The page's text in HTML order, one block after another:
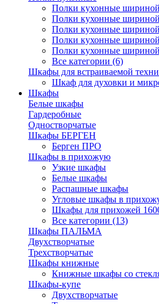
Полки кухонные
Полки кухонные
Полки кухонные
Полки кухонные
Полки кухонные
Все категории (6)
Шкафы для встраиваемой
Шкаф для духовки и
Шкафы
Белые шкафы
Гардеробные
Одностворчатые
Шкафы БЕРГЕН
Берген ПРО
Шкафы в прихожую
Узкие шкафы
Белые шкафы
Распашные шкафы
Угловые шкафы в
Шкафы для прихожей
Все категории (13)
Шкафы ПАЛЬМА
Двухстворчатые
Трехстворчатые
Шкафы книжные
Книжные шкафы со
Шкафы-купе
Двухстворчатые